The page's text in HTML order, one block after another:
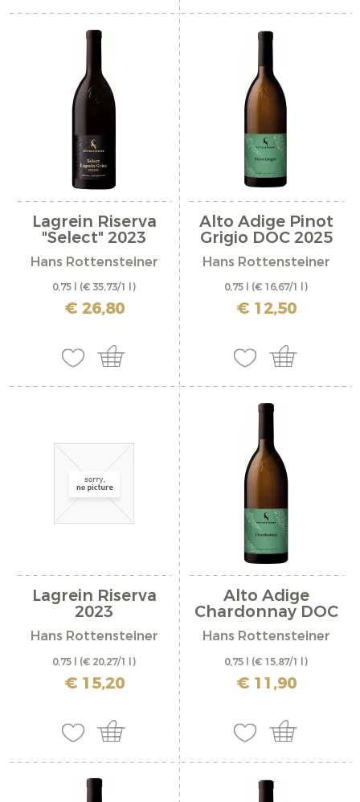
Lagrein Riserva
"Select" 2023
Hans Rottensteiner
0,75 l (€ 35,73/1 l)
incl. IVA più costi di spedizione
€ 26,80
Alto Adige Pinot
Grigio DOC 2025
Hans Rottensteiner
0,75 l (€ 16,67/1 l)
incl. IVA più costi di spedizione
€ 12,50
Lagrein Riserva
2023
Hans Rottensteiner
0,75 l (€ 20,27/1 l)
incl. IVA più costi di spedizione
€ 15,20
Alto Adige
Chardonnay DOC
2025
Hans Rottensteiner
0,75 l (€ 15,87/1 l)
incl. IVA più costi di spedizione
€ 11,90